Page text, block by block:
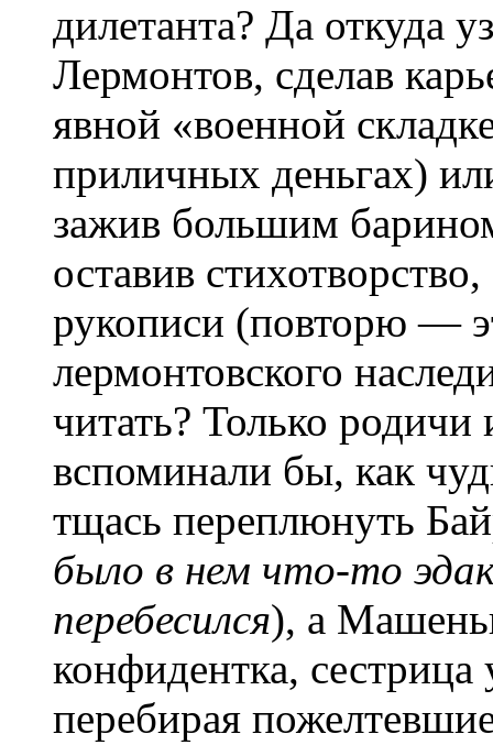
дилетанта? Да откуда
Лермонтов, сделав
явной «военной
приличных деньгах)
зажив большим
оставив
рукописи (повторю —
лермонтовского
читать? Только родичи
вспоминали бы, как
тщась переплюнуть
было в нем что-то
перебесился), а
конфидентка,
перебирая